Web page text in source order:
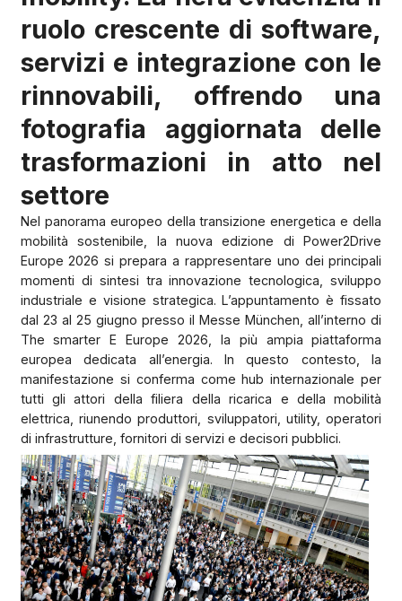
ruolo crescente di software,
servizi e integrazione con le
rinnovabili, offrendo una
fotografia aggiornata delle
trasformazioni in atto nel
settore
Nel panorama europeo della transizione energetica e della
mobilità sostenibile, la nuova edizione di Power2Drive
Europe 2026 si prepara a rappresentare uno dei principali
momenti di sintesi tra innovazione tecnologica, sviluppo
industriale e visione strategica. L’appuntamento è fissato
dal 23 al 25 giugno presso il Messe München, all’interno di
The smarter E Europe 2026, la più ampia piattaforma
europea dedicata all’energia. In questo contesto, la
manifestazione si conferma come hub internazionale per
tutti gli attori della filiera della ricarica e della mobilità
elettrica, riunendo produttori, sviluppatori, utility, operatori
di infrastrutture, fornitori di servizi e decisori pubblici.